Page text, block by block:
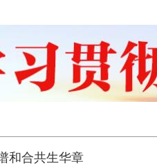
和合共生华章